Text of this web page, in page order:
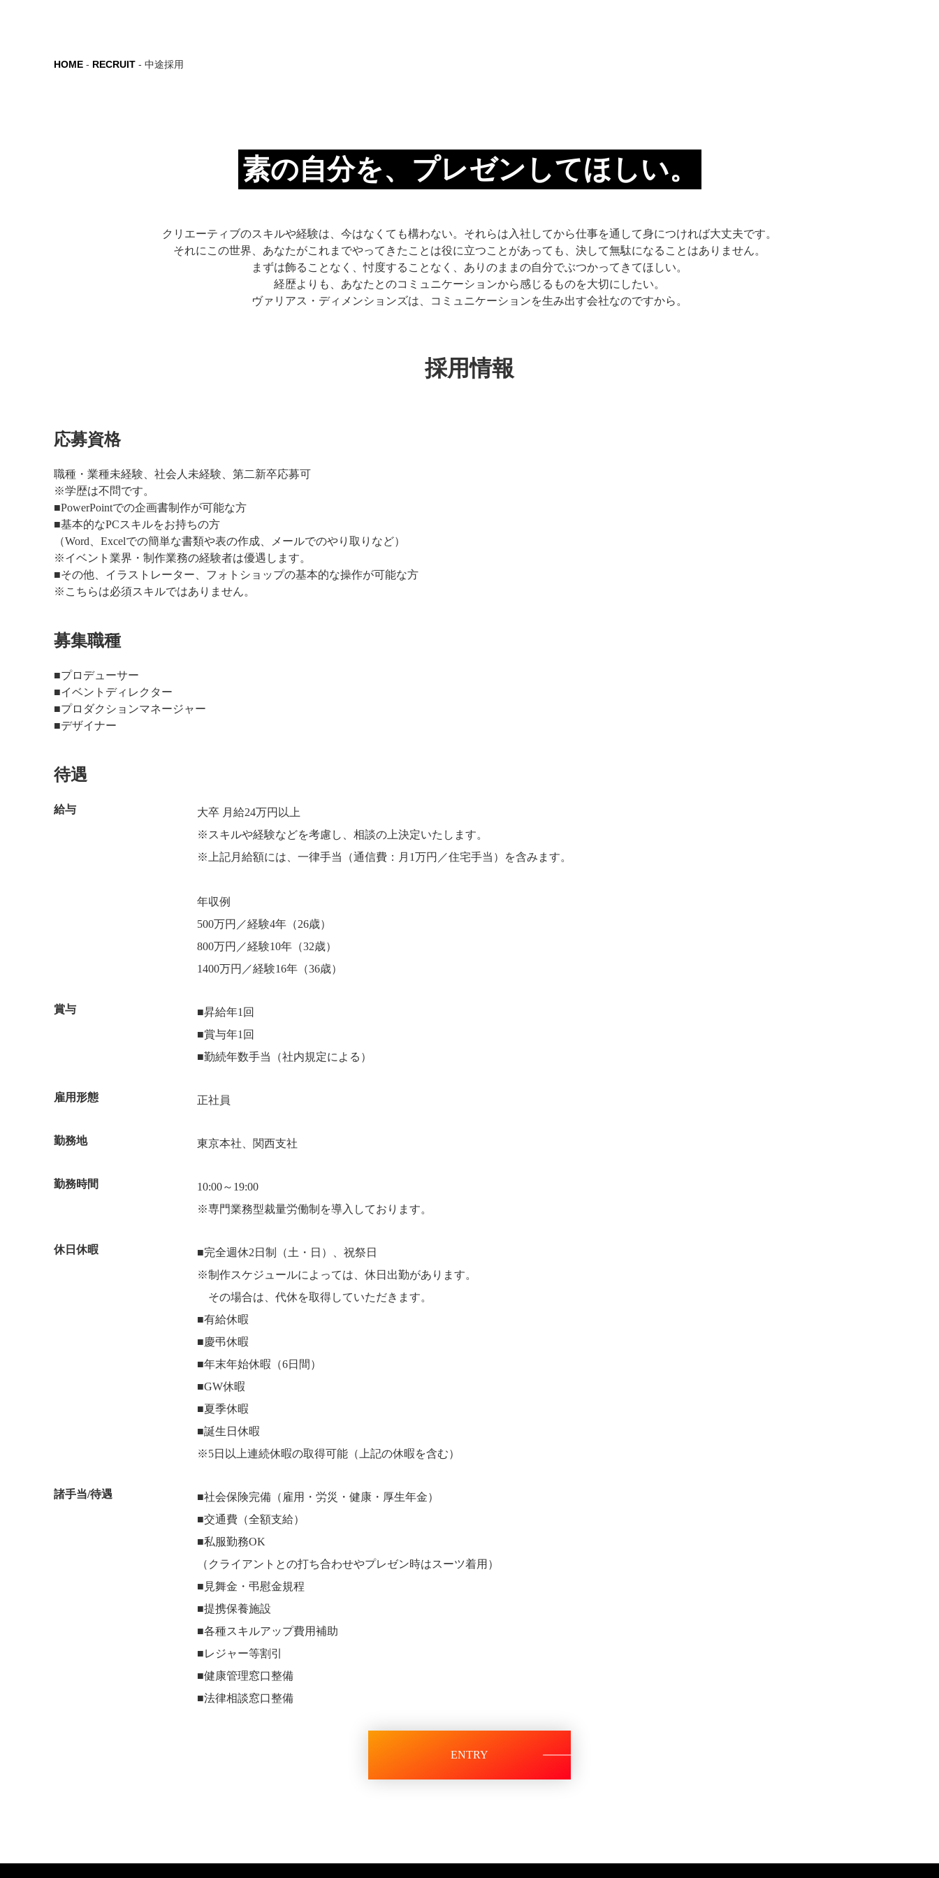
HOME - RECRUIT - 中途採用
素の自分を、プレゼンしてほしい。
クリエーティブのスキルや経験は、今はなくても構わない。それらは入社してから仕事を通して身につければ大丈夫です。
それにこの世界、あなたがこれまでやってきたことは役に立つことがあっても、決して無駄になることはありません。
まずは飾ることなく、忖度することなく、ありのままの自分でぶつかってきてほしい。
経歴よりも、あなたとのコミュニケーションから感じるものを大切にしたい。
ヴァリアス・ディメンションズは、コミュニケーションを生み出す会社なのですから。
採用情報
応募資格
職種・業種未経験、社会人未経験、第二新卒応募可
※学歴は不問です。
■PowerPointでの企画書制作が可能な方
■基本的なPCスキルをお持ちの方
（Word、Excelでの簡単な書類や表の作成、メールでのやり取りなど）
※イベント業界・制作業務の経験者は優遇します。
■その他、イラストレーター、フォトショップの基本的な操作が可能な方
※こちらは必須スキルではありません。
募集職種
■プロデューサー
■イベントディレクター
■プロダクションマネージャー
■デザイナー
待遇
給与
大卒 月給24万円以上
※スキルや経験などを考慮し、相談の上決定いたします。
※上記月給額には、一律手当（通信費：月1万円／住宅手当）を含みます。
年収例
500万円／経験4年（26歳）
800万円／経験10年（32歳）
1400万円／経験16年（36歳）
賞与
■昇給年1回
■賞与年1回
■勤続年数手当（社内規定による）
雇用形態 正社員
勤務地 東京本社、関西支社
勤務時間
10:00～19:00
※専門業務型裁量労働制を導入しております。
休日休暇
■完全週休2日制（土・日）、祝祭日
※制作スケジュールによっては、休日出勤があります。
その場合は、代休を取得していただきます。
■有給休暇
■慶弔休暇
■年末年始休暇（6日間）
■GW休暇
■夏季休暇
■誕生日休暇
※5日以上連続休暇の取得可能（上記の休暇を含む）
諸手当/待遇
■社会保険完備（雇用・労災・健康・厚生年金）
■交通費（全額支給）
■私服勤務OK
（クライアントとの打ち合わせやプレゼン時はスーツ着用）
■見舞金・弔慰金規程
■提携保養施設
■各種スキルアップ費用補助
■レジャー等割引
■健康管理窓口整備
■法律相談窓口整備
ENTRY